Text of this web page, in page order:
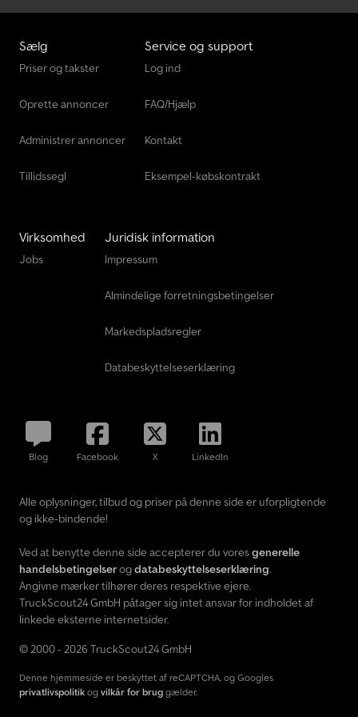
Sælg
Priser og takster
Oprette annoncer
Administrer annoncer
Tillidssegl
Service og support
Log ind
FAQ/Hjælp
Kontakt
Eksempel-købskontrakt
Virksomhed
Jobs
Juridisk information
Impressum
Almindelige forretningsbetingelser
Markedspladsregler
Databeskyttelseserklæring
Blog Facebook X LinkedIn
Alle oplysninger, tilbud og priser på denne side er uforpligtende
og ikke-bindende!
Ved at benytte denne side accepterer du voresgenerelle
handelsbetingelserogdatabeskyttelseserklæring.
Angivne mærker tilhører deres respektive ejere.
TruckScout24 GmbH påtager sig intet ansvar for indholdet af
linkede eksterne internetsider.
© 2000 - 2026 TruckScout24 GmbH
Denne hjemmeside er beskyttet af reCAPTCHA, og Googles
privatlivspolitik og vilkår for brug gælder.